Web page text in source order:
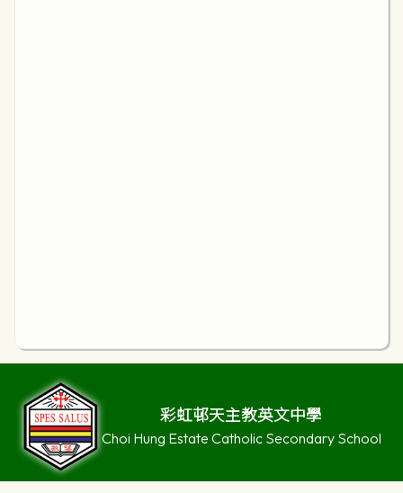
彩虹邨天主教英文中學
Choi Hung Estate Catholic Secondary School